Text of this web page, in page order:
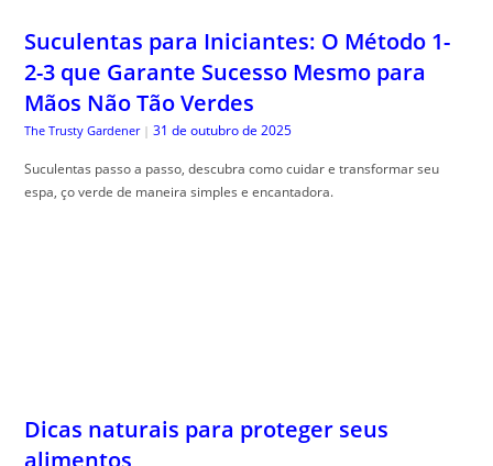
Suculentas para Iniciantes: O Método 1-
2-3 que Garante Sucesso Mesmo para
Mãos Não Tão Verdes
The Trusty Gardener | 31 de outubro de 2025
Suculentas passo a passo, descubra como cuidar e transformar seu
espa, ço verde de maneira simples e encantadora.
Dicas naturais para proteger seus
alimentos